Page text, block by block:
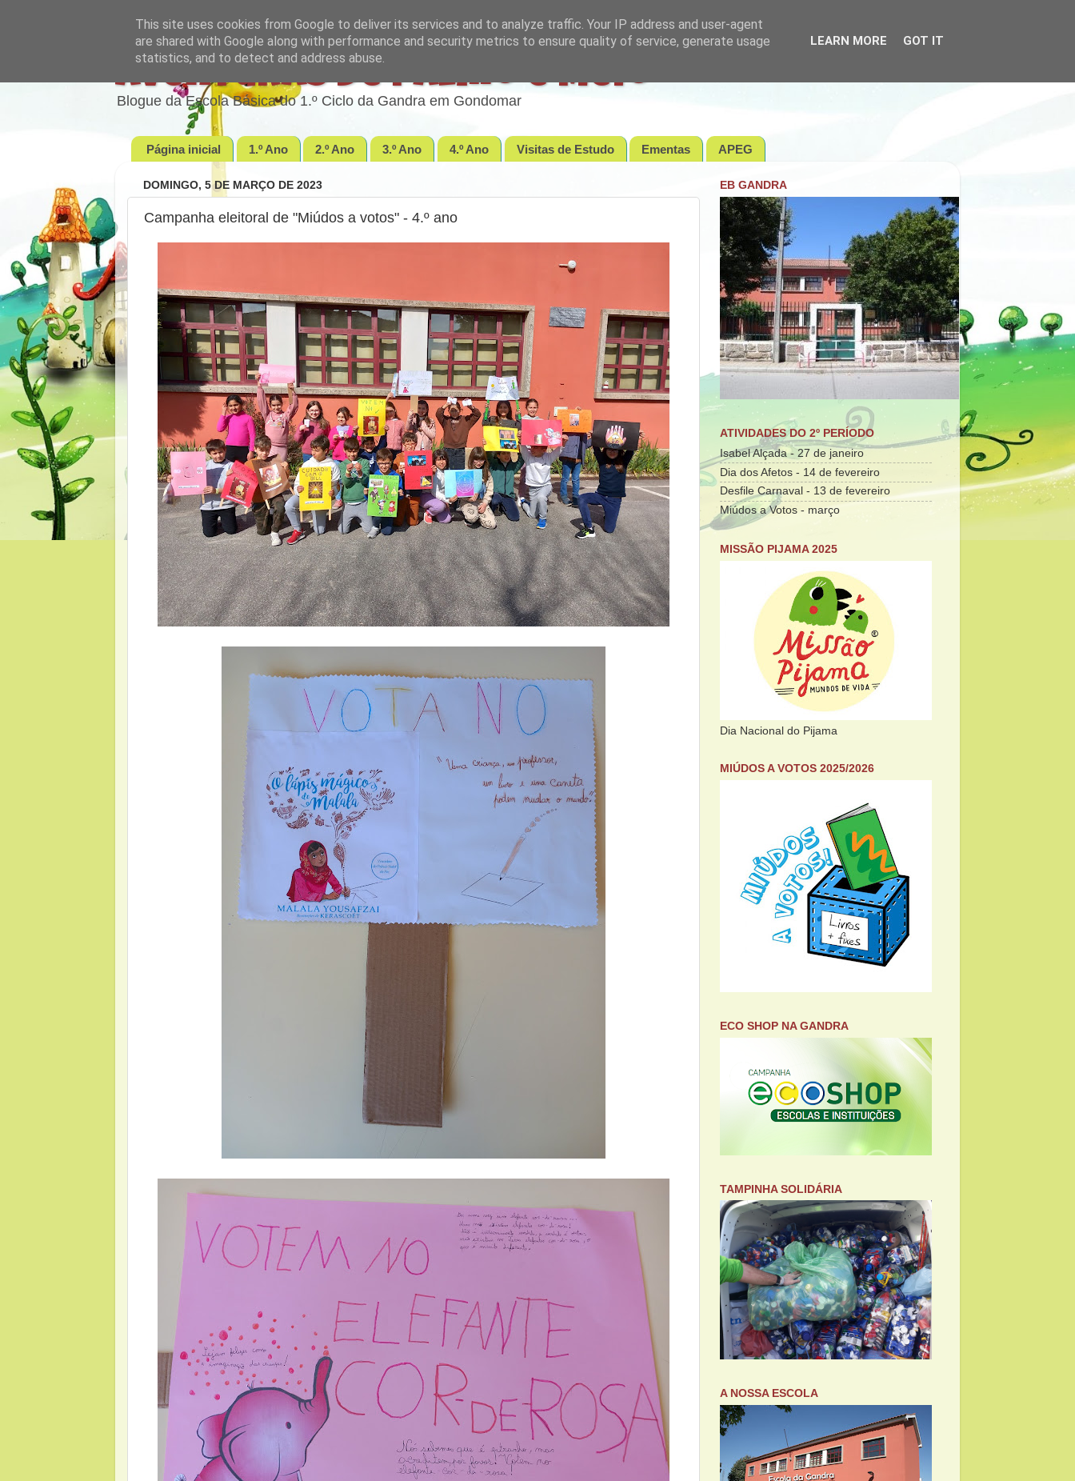
Aventuras de Palmo e Meio
Blogue da Escola Básica do 1.º Ciclo da Gandra em Gondomar
Página inicial 1.º Ano 2.º Ano 3.º Ano 4.º Ano Visitas de Estudo Ementas APEG
DOMINGO, 5 DE MARÇO DE 2023
Campanha eleitoral de "Miúdos a votos" - 4.º ano
EB GANDRA
ATIVIDADES DO 2º PERÍODO
Isabel Alçada - 27 de janeiro
Dia dos Afetos - 14 de fevereiro
Desfile Carnaval - 13 de fevereiro
Miúdos a Votos - março
MISSÃO PIJAMA 2025
Dia Nacional do Pijama
MIÚDOS A VOTOS 2025/2026
ECO SHOP NA GANDRA
TAMPINHA SOLIDÁRIA
A NOSSA ESCOLA
This site uses cookies from Google to deliver its services and to analyze traffic. Your IP address and user-agent
are shared with Google along with performance and security metrics to ensure quality of service, generate usage
statistics, and to detect and address abuse.
LEARN MORE GOT IT